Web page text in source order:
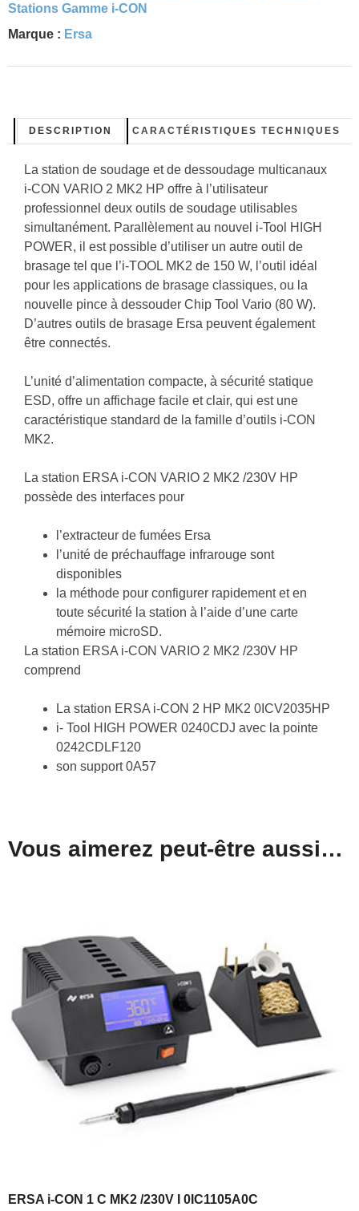
Stations Gamme i-CON
Marque : Ersa
DESCRIPTION CARACTÉRISTIQUES TECHNIQUES
La station de soudage et de dessoudage multicanaux
i-CON VARIO 2 MK2 HP offre à l’utilisateur
professionnel deux outils de soudage utilisables
simultanément. Parallèlement au nouvel i-Tool HIGH
POWER, il est possible d’utiliser un autre outil de
brasage tel que l’i-TOOL MK2 de 150 W, l’outil idéal
pour les applications de brasage classiques, ou la
nouvelle pince à dessouder Chip Tool Vario (80 W).
D’autres outils de brasage Ersa peuvent également
être connectés.
L’unité d’alimentation compacte, à sécurité statique
ESD, offre un affichage facile et clair, qui est une
caractéristique standard de la famille d’outils i-CON
MK2.
La station ERSA i-CON VARIO 2 MK2 /230V HP
possède des interfaces pour
l’extracteur de fumées Ersa
l’unité de préchauffage infrarouge sont
disponibles
la méthode pour configurer rapidement et en
toute sécurité la station à l’aide d’une carte
mémoire microSD.
La station ERSA i-CON VARIO 2 MK2 /230V HP
comprend
La station ERSA i-CON 2 HP MK2 0ICV2035HP
i- Tool HIGH POWER 0240CDJ avec la pointe
0242CDLF120
son support0A57
Vous aimerez peut-être aussi…
ERSA i-CON 1 C MK2 /230V I 0IC1105A0C